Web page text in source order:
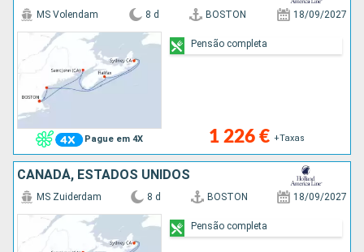
Pague em 4X
MS Volendam 8 d BOSTON 18/09/2027
1 226 € +Taxas
Pensão completa
CANADÁ, ESTADOS UNIDOS
MS Zuiderdam 8 d BOSTON 18/09/2027
Pensão completa